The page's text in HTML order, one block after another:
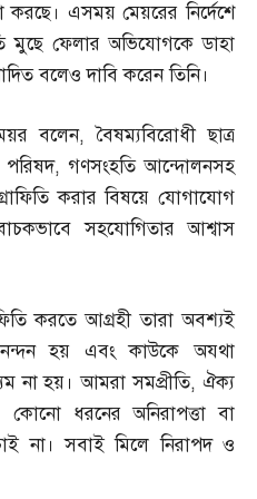
করছে। এসময় মেয়রের নির্দেশে
মুছে ফেলার অভিযোগকে ডাহা
বলেও দাবি করেন তিনি।
বলেন,বৈষম্যবিরোধী ছাত্র
, গণসংহতি আন্দোলনসহ
করার বিষয়ে যোগাযোগ
সহযোগিতার আশ্বাস
করতে আগ্রহী তারা অবশ্যই
হয় এবং কাউকে অযথা
না হয়। আমরা সমপ্রীতি, ঐক্য
ধরনের অনিরাপত্তা বা
না। সবাই মিলে নিরাপদ ও